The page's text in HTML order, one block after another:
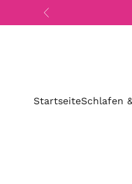
Zurück
StartseiteSchlafen